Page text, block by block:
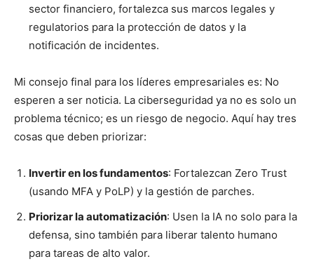
sector financiero, fortalezca sus marcos legales y
regulatorios para la protección de datos y la
notificación de incidentes.
Mi consejo final para los líderes empresariales es: No
esperen a ser noticia. La ciberseguridad ya no es solo un
problema técnico; es un riesgo de negocio. Aquí hay tres
cosas que deben priorizar:
Invertir en los fundamentos: Fortalezcan Zero Trust
(usando MFA y PoLP) y la gestión de parches.
Priorizar la automatización: Usen la IA no solo para la
defensa, sino también para liberar talento humano
para tareas de alto valor.